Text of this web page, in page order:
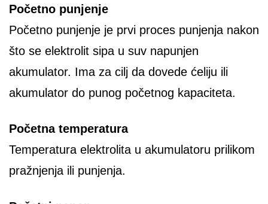
Početno punjenje
Početno punjenje je prvi proces punjenja nakon
što se elektrolit sipa u suv napunjen
akumulator. Ima za cilj da dovede ćeliju ili
akumulator do punog početnog kapaciteta.
Početna temperatura
Temperatura elektrolita u akumulatoru prilikom
pražnjenja ili punjenja.